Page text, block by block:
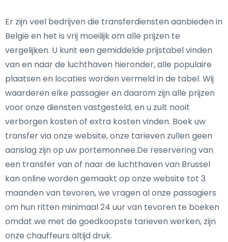
Er zijn veel bedrijven die transferdiensten aanbieden in
België en het is vrij moeilijk om alle prijzen te
vergelijken. U kunt een gemiddelde prijstabel vinden
van en naar de luchthaven hieronder, alle populaire
plaatsen en locaties worden vermeld in de tabel. Wij
waarderen elke passagier en daarom zijn alle prijzen
voor onze diensten vastgesteld, en u zult nooit
verborgen kosten of extra kosten vinden. Boek uw
transfer via onze website, onze tarieven zullen geen
aanslag zijn op uw portemonnee.De reservering van
een transfer van of naar de luchthaven van Brussel
kan online worden gemaakt op onze website tot 3
maanden van tevoren, we vragen al onze passagiers
om hun ritten minimaal 24 uur van tevoren te boeken
omdat we met de goedkoopste tarieven werken, zijn
onze chauffeurs altijd druk.